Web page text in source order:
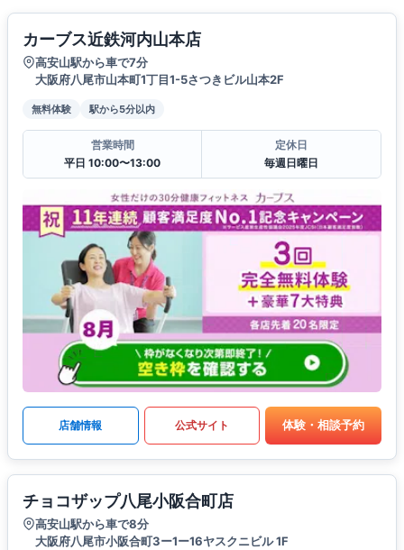
カーブス近鉄河内山本店
高安山駅から車で7分
大阪府八尾市山本町1丁目1-5さつきビル山本2F
無料体験 駅から5分以内
営業時間
平日 10:00〜13:00
定休日
毎週日曜日
店舗情報 公式サイト 体験・相談予約
チョコザップ八尾小阪合町店
高安山駅から車で8分
大阪府八尾市小阪合町3ー1ー16ヤスクニビル 1F